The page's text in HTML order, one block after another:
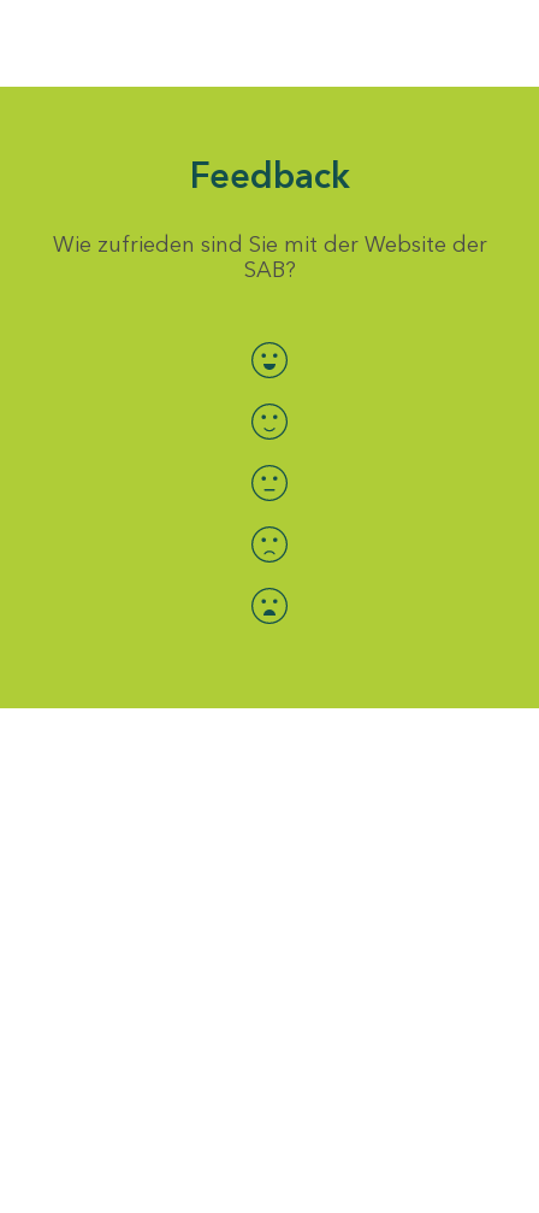
Feedback
Wie zufrieden sind Sie mit der Website der
SAB?
Bewertung auswählen